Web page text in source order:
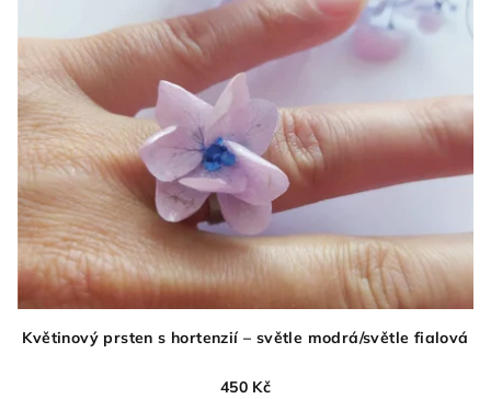
Květinový prsten s hortenzií – světle modrá/světle fialová
450 Kč